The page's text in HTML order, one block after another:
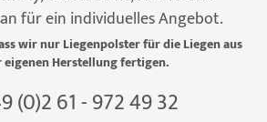
für ein individuelles Angebot.
wir nur Liegenpolster für die Liegen aus
eigenen Herstellung fertigen.
(0)2 61 - 972 49 32